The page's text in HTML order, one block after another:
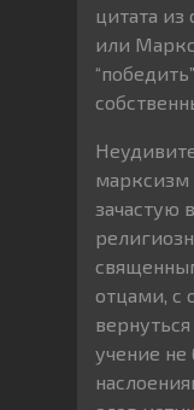
цитата из
или
марксизм
зачастую
отцами, с
учение